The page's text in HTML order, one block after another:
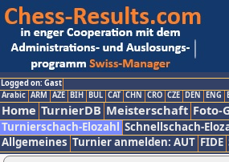
Logged on: Gast
Arabic ARM AZE BIH BUL CAT CHN CRO CZE DEN ENG
Home TurnierDB Meisterschaft Foto-
Turnierschach-Elozahl Schnellschach-
Allgemeines Turnier anmelden: AUT FIDE